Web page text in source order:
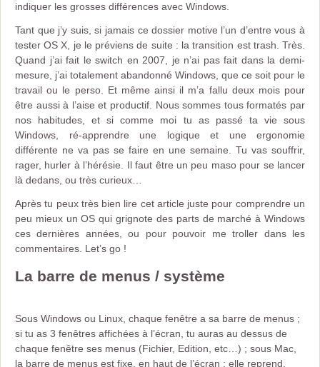
indiquer les grosses différences avec Windows.
Tant que j’y suis, si jamais ce dossier motive l’un d’entre vous à
tester OS X, je le préviens de suite : la transition est trash. Très.
Quand j’ai fait le switch en 2007, je n’ai pas fait dans la demi-
mesure, j’ai totalement abandonné Windows, que ce soit pour le
travail ou le perso. Et même ainsi il m’a fallu deux mois pour
être aussi à l’aise et productif. Nous sommes tous formatés par
nos habitudes, et si comme moi tu as passé ta vie sous
Windows, ré-apprendre une logique et une ergonomie
différente ne va pas se faire en une semaine. Tu vas souffrir,
rager, hurler à l’hérésie. Il faut être un peu maso pour se lancer
là dedans, ou très curieux…
Après tu peux très bien lire cet article juste pour comprendre un
peu mieux un OS qui grignote des parts de marché à Windows
ces dernières années, ou pour pouvoir me troller dans les
commentaires. Let’s go !
La barre de menus / système
Sous Windows ou Linux, chaque fenêtre a sa barre de menus ;
si tu as 3 fenêtres affichées à l’écran, tu auras au dessus de
chaque fenêtre ses menus (Fichier, Edition, etc…) ; sous Mac,
la barre de menus est fixe, en haut de l’écran ; elle reprend,